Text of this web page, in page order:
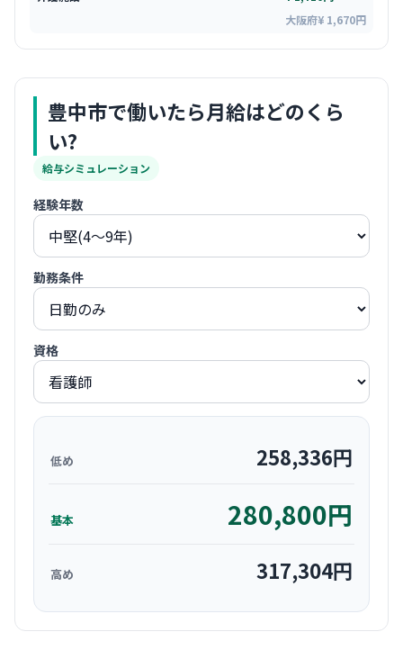
大阪府¥ 1,670円
豊中市で働いたら月給はどのくら
い?
給与シミュレーション
経験年数
勤務条件
資格
低め 258,336円
基本 280,800円
高め 317,304円